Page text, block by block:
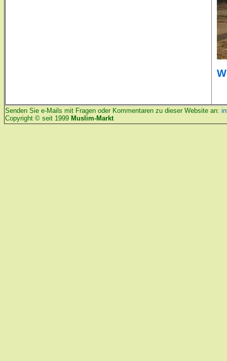
Senden Sie e-Mails mit Fragen oder Kommentaren zu dieser Website an:
Copyright © seit 1999 Muslim-Markt